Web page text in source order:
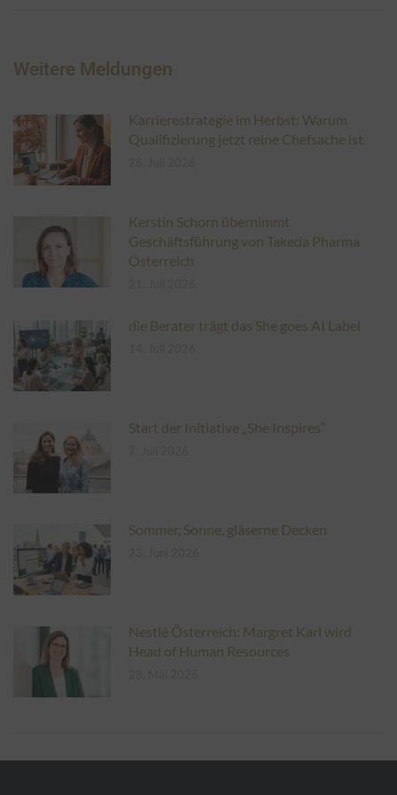
Weitere Meldungen
Karrierestrategie im Herbst: Warum
Qualifizierung jetzt reine Chefsache ist
Kerstin Schorn übernimmt
Geschäftsführung von Takeda Pharma
Österreich
die Berater trägt das She goes AI Label
Start der Initiative „She Inspires“
Sommer, Sonne, gläserne Decken
Nestlé Österreich: Margret Karl wird
Head of Human Resources